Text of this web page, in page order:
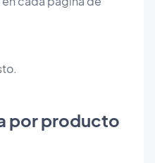
por producto